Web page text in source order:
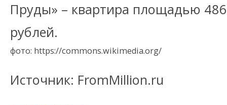
Пруды» – квартира площадью
рублей.
фото: https://commons.wikimedia.org/
Источник: FromMillion.ru